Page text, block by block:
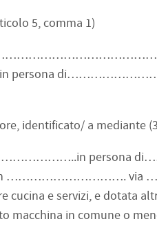
5, comma 1)
di…………………………)
identificato/ a
persona
in ………………………….
e servizi, e dotata
macchina in comune